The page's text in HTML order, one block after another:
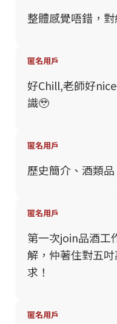
整體感覺唔錯，
匿名用戶
好Chill,老師好
識🥹
匿名用戶
歷史簡介、酒類
匿名用戶
第一次join品酒工
解，仲著住對五
求！
匿名用戶